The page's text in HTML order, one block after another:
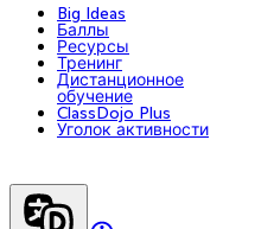
Big Ideas
Баллы
Ресурсы
Тренинг
Дистанционное
обучение
ClassDojo Plus
Уголок активности